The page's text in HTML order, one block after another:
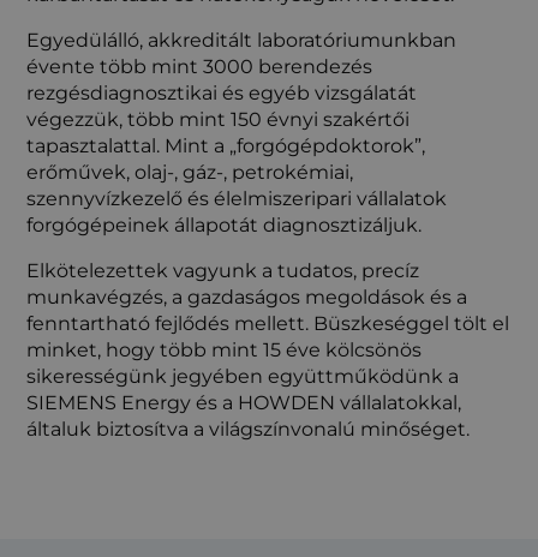
Egyedülálló, akkreditált laboratóriumunkban
évente több mint 3000 berendezés
rezgésdiagnosztikai és egyéb vizsgálatát
végezzük, több mint 150 évnyi szakértői
tapasztalattal. Mint a „forgógépdoktorok”,
erőművek, olaj-, gáz-, petrokémiai,
szennyvízkezelő és élelmiszeripari vállalatok
forgógépeinek állapotát diagnosztizáljuk.
Elkötelezettek vagyunk a tudatos, precíz
munkavégzés, a gazdaságos megoldások és a
fenntartható fejlődés mellett. Büszkeséggel tölt el
minket, hogy több mint 15 éve kölcsönös
sikerességünk jegyében együttműködünk a
SIEMENS Energy és a HOWDEN vállalatokkal,
általuk biztosítva a világszínvonalú minőséget.